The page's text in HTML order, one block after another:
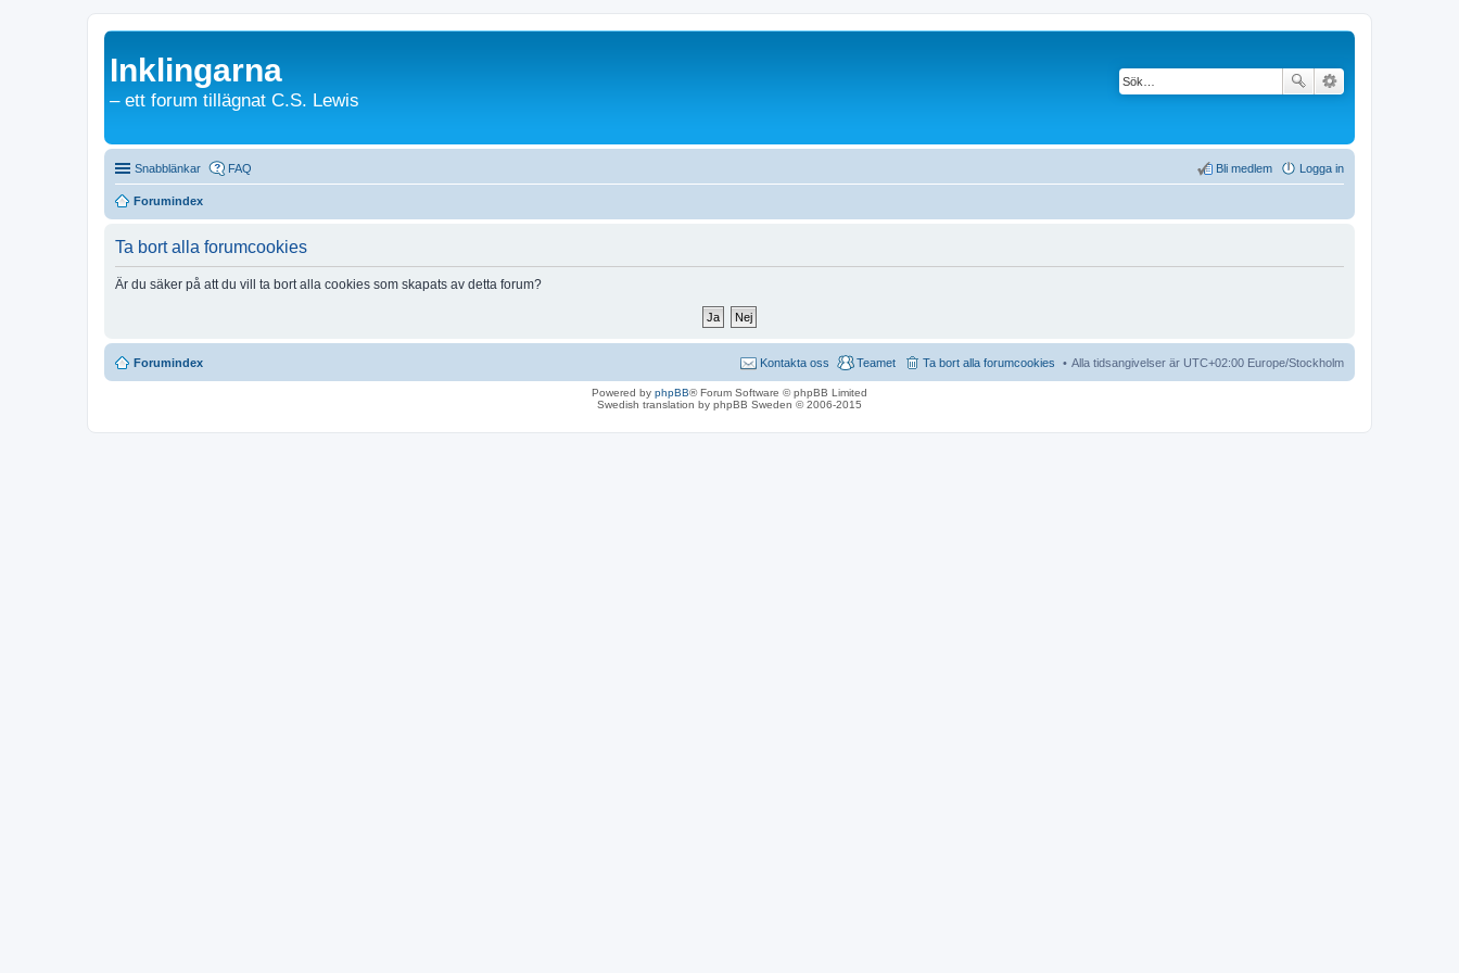
Inklingarna
– ett forum tillägnat C.S. Lewis
Snabblänkar FAQ Logga in
Bli medlem
Forumindex
Ta bort alla forumcookies
Är du säker på att du vill ta bort alla cookies som skapats av detta forum?
Forumindex Alla tidsangivelser är UTC+02:00 Europe/Stockholm
Ta bort alla forumcookies
Teamet
Kontakta oss
Powered by phpBB® Forum Software © phpBB Limited
Swedish translation by phpBB Sweden © 2006-2015